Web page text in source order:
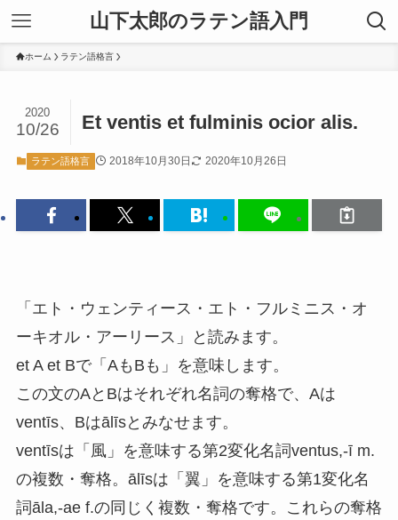
山下太郎のラテン語入門
ホーム ラテン語格言
Et ventis et fulminis ocior alis.
2020
10/26
ラテン語格言 2018年10月30日 2020年10月26日
「エト・ウェンティース・エト・フルミニス・オ
ーキオル・アーリース」と読みます。
et A et Bで「AもBも」を意味します。
この文のAとBはそれぞれ名詞の奪格で、Aは
ventīs、Bはālīsとみなせます。
ventīsは「風」を意味する第2変化名詞ventus,-ī m.
の複数・奪格。ālīsは「翼」を意味する第1変化名
詞āla,-ae f.の同じく複数・奪格です。これらの奪格